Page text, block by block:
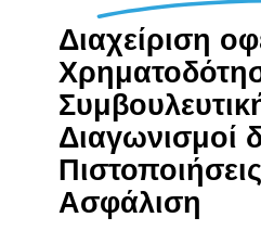
Διαχείριση
Διαγωνισμοί
Aσφάλιση